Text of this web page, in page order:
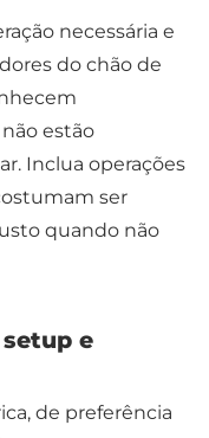
necessária e
do chão de
estão
Inclua operações
ser
quando não
e
de preferência